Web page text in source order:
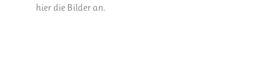
hier die Bilder an.